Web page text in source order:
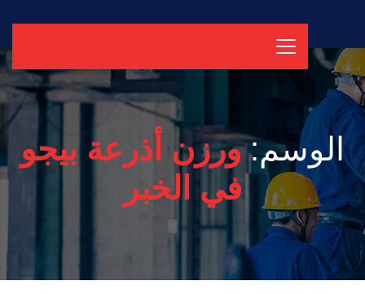
الوسم:ورزن أذرعة بيجو
في الخبر